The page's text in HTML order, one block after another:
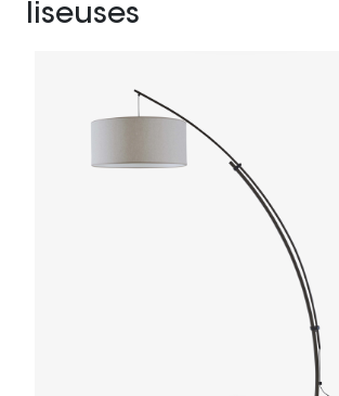
liseuses